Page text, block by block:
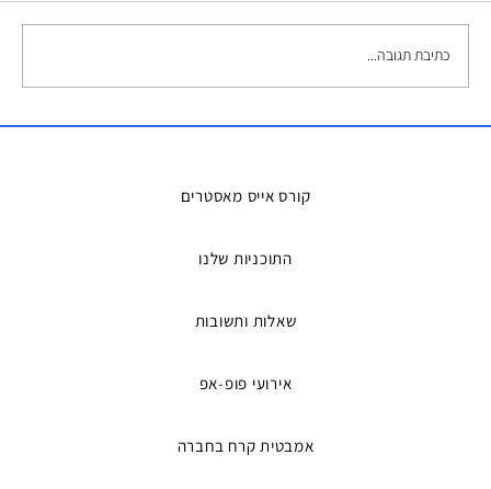
כתיבת תגובה...
קורס אייס מאסטרים
התוכניות שלנו
שאלות ותשובות
אירועי פופ-אפ
אמבטית קרח בחברה